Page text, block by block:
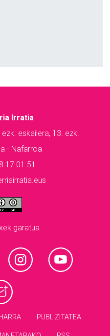
Irratia
eskailera, 13. ezk.
- Nafarroa
17 01 51
garatua
PUBLIZITATEA